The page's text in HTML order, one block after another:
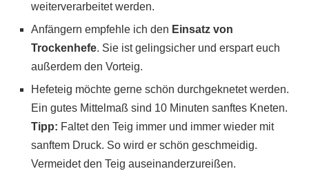
weiterverarbeitet werden.
Anfängern empfehle ich den Einsatz von
Trockenhefe. Sie ist gelingsicher und erspart euch
außerdem den Vorteig.
Hefeteig möchte gerne schön durchgeknetet werden.
Ein gutes Mittelmaß sind 10 Minuten sanftes Kneten.
Tipp: Faltet den Teig immer und immer wieder mit
sanftem Druck. So wird er schön geschmeidig.
Vermeidet den Teig auseinanderzureißen.